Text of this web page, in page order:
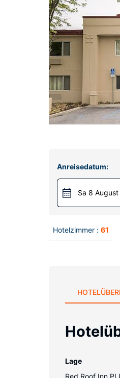
Anreisedatum:
Sa 8 August
Hotelzimmer : 61
Lage
Red Roof Inn